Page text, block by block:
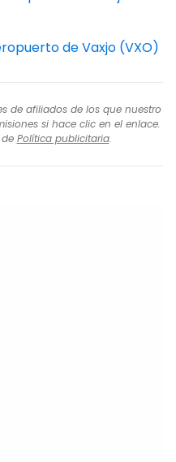
de Vaxjo (VXO)
de afiliados de los que nuestro
si hace clic en el enlace.
Política publicitaria.